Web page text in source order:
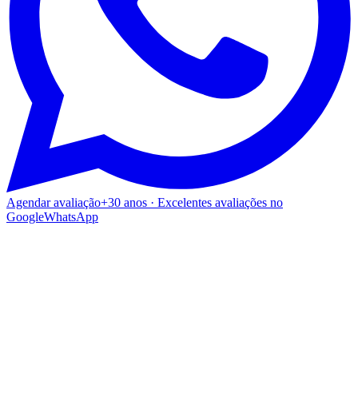
Agendar avaliação+30 anos · Excelentes avaliações no
GoogleWhatsApp